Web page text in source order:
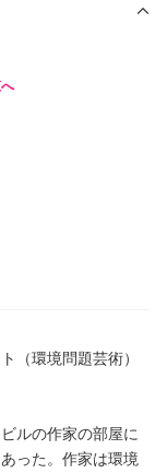
（環境問題芸術）
ルの作家の部屋に
った。作家は環境